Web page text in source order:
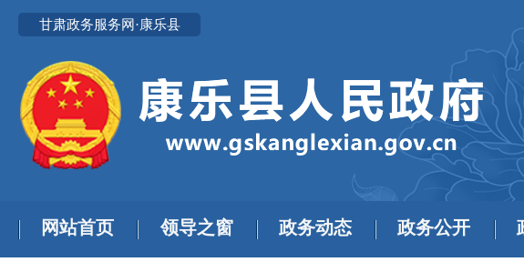
甘肃政务服务网·康乐县
网站首页 领导之窗 政务动态 政务公开